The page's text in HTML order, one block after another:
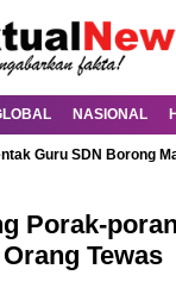
NASIONAL
Guru SDN Borong
Porak-
Tewas